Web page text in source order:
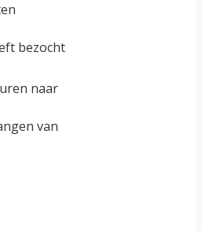
bezocht
naar
van